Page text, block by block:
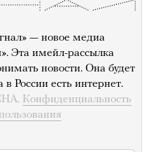
— новое медиа
Эта имейл-рассылка
новости. Она будет
в России есть интернет.
Конфиденциальность